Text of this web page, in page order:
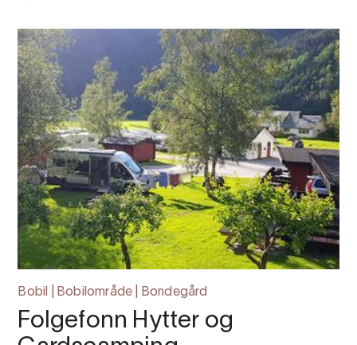
Bobil | Bobilområde | Bondegård
Folgefonn Hytter og